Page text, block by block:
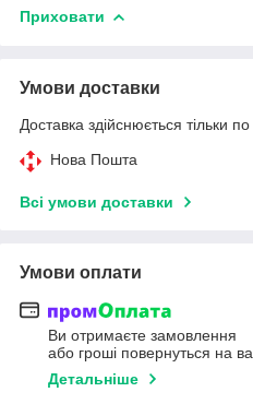
Приховати
Умови доставки
Доставка здійснюється тільки
Нова Пошта
Всі умови доставки
Умови оплати
Ви отримаєте замовлення
або гроші повернуться на
Детальніше